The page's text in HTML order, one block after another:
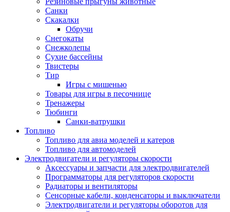
Санки
Скакалки
Обручи
Снегокаты
Снежколепы
Сухие бассейны
Твистеры
Тир
Игры с мишенью
Товары для игры в песочнице
Тренажеры
Тюбинги
Санки-ватрушки
Топливо
Топливо для авиа моделей и катеров
Топливо для автомоделей
Электродвигатели и регуляторы скорости
Аксессуары и запчасти для электродвигателей
Программаторы для регуляторов скорости
Радиаторы и вентиляторы
Сенсорные кабели, конденсаторы и выключатели
Электродвигатели и регуляторы оборотов для